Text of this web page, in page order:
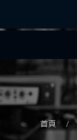
首頁